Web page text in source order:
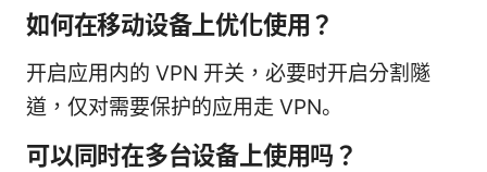
如何在移动设备上优化使用？
开启应用内的 VPN 开关，必要时开启分割隧
道，仅对需要保护的应用走 VPN。
可以同时在多台设备上使用吗？